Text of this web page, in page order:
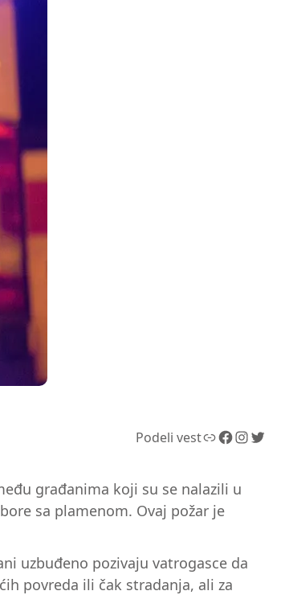
Podeli vestLink Facebook InstagramTwitter
građanima koji su se nalazili u
sa plamenom. Ovaj požar je
uzbuđeno pozivaju vatrogasce da
povreda ili čak stradanja, ali za